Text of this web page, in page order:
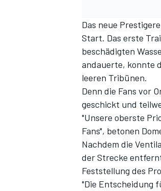
SPORTWAGEN
Das neue
Start. Das erste
beschädigten
andauerte, konnte
leeren Tribünen.
Denn die Fans vor
geschickt und
"Unsere oberste
Fans", betonen
Nachdem die
der Strecke
Feststellung des
"Die Entscheidung